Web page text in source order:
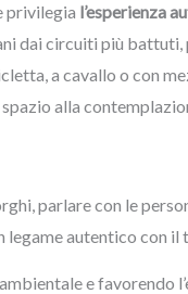
privilegia l’esperienza
dai circuiti più battuti,
a cavallo o con
alla
parlare con le
autentico con il
e favorendo